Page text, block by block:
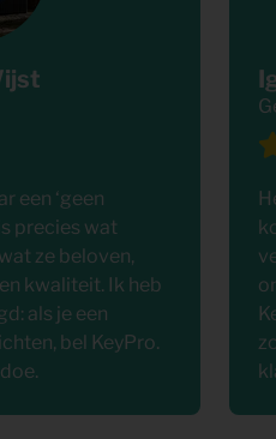
een ‘geen
precies wat
ze beloven,
kwaliteit. Ik heb
als je een
bel KeyPro.